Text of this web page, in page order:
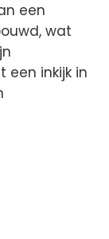
een
wat
een inkijk in